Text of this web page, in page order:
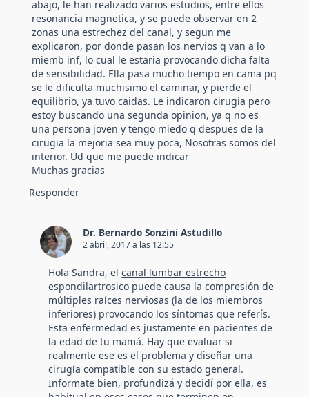
abajo, le han realizado varios estudios, entre ellos
resonancia magnetica, y se puede observar en 2
zonas una estrechez del canal, y segun me
explicaron, por donde pasan los nervios q van a lo
miemb inf, lo cual le estaria provocando dicha falta
de sensibilidad. Ella pasa mucho tiempo en cama pq
se le dificulta muchisimo el caminar, y pierde el
equilibrio, ya tuvo caidas. Le indicaron cirugia pero
estoy buscando una segunda opinion, ya q no es
una persona joven y tengo miedo q despues de la
cirugia la mejoria sea muy poca, Nosotras somos del
interior. Ud que me puede indicar
Muchas gracias
Responder
Dr. Bernardo Sonzini Astudillo
2 abril, 2017 a las 12:55
Hola Sandra, elcanal lumbar estrecho
espondilartrosico puede causa la compresión de
múltiples raíces nerviosas (la de los miembros
inferiores) provocando los síntomas que referís.
Esta enfermedad es justamente en pacientes de
la edad de tu mamá. Hay que evaluar si
realmente ese es el problema y diseñar una
cirugía compatible con su estado general.
Informate bien, profundizá y decidí por ella, es